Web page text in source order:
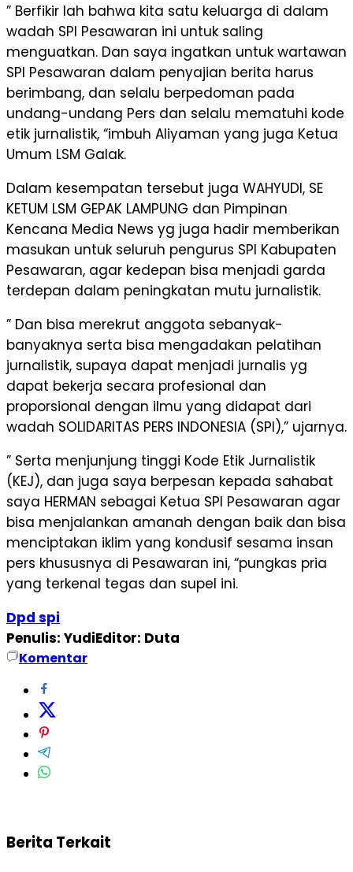
” Berfikir lah bahwa kita satu keluarga di dalam
wadah SPI Pesawaran ini untuk saling
menguatkan. Dan saya ingatkan untuk wartawan
SPI Pesawaran dalam penyajian berita harus
berimbang, dan selalu berpedoman pada
undang-undang Pers dan selalu mematuhi kode
etik jurnalistik, “imbuh Aliyaman yang juga Ketua
Umum LSM Galak.
Dalam kesempatan tersebut juga WAHYUDI, SE
KETUM LSM GEPAK LAMPUNG dan Pimpinan
Kencana Media News yg juga hadir memberikan
masukan untuk seluruh pengurus SPI Kabupaten
Pesawaran, agar kedepan bisa menjadi garda
terdepan dalam peningkatan mutu jurnalistik.
” Dan bisa merekrut anggota sebanyak-
banyaknya serta bisa mengadakan pelatihan
jurnalistik, supaya dapat menjadi jurnalis yg
dapat bekerja secara profesional dan
proporsional dengan ilmu yang didapat dari
wadah SOLIDARITAS PERS INDONESIA (SPI),” ujarnya.
” Serta menjunjung tinggi Kode Etik Jurnalistik
(KEJ), dan juga saya berpesan kepada sahabat
saya HERMAN sebagai Ketua SPI Pesawaran agar
bisa menjalankan amanah dengan baik dan bisa
menciptakan iklim yang kondusif sesama insan
pers khususnya di Pesawaran ini, “pungkas pria
yang terkenal tegas dan supel ini.
Dpd spi
Penulis: YudiEditor: Duta
Komentar
Berita Terkait